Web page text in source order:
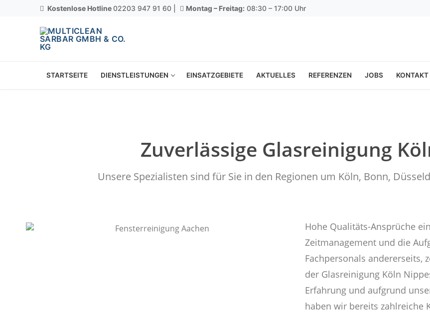
Kostenlose Hotline02203 947 91 60 | Montag – Freitag: 08:30 – 17:00 Uhr
STARTSEITE DIENSTLEISTUNGEN EINSATZGEBIETE AKTUELLES REFERENZEN JOBS KONTAKT
Zuverlässige Glasreinigung
Unsere Spezialisten sind für Sie in den Regionen um Köln, Bonn,
Hohe Qualitäts-Ansprüche
Zeitmanagement und die
Fachpersonals andererseits,
der Glasreinigung Köln
Erfahrung und aufgrund
haben wir bereits zahlreiche